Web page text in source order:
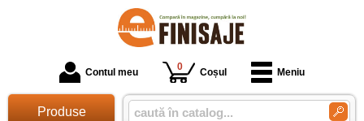
Contul meu 0 Coșul Meniu
Produse